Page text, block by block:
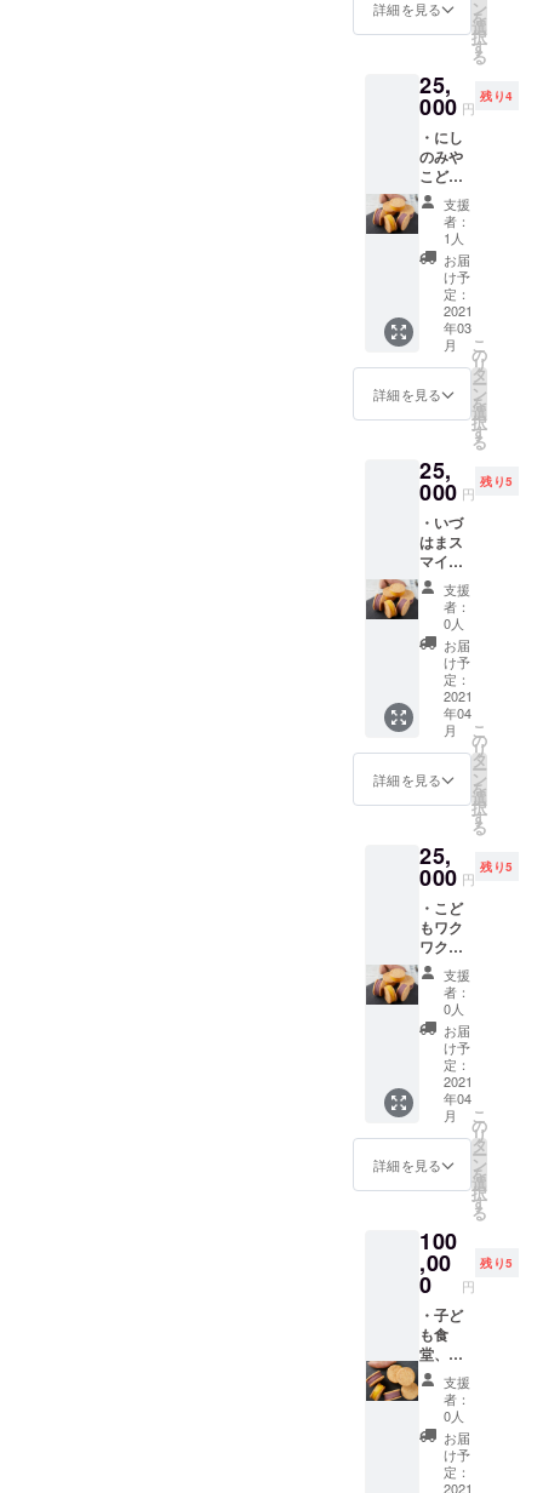
の場合
ださ
い。 ※
利の対
象とな
る活動
回の活
動報告
に差出
人名を
掲載さ
せてい
ただき
ます。
個のお
ンドを
お届け
す。 ※
備考欄
に差出
人名
（個人
名・会
社名な
ど）を
ご記入
くださ
い。記
名不要
の場合
は「不
い。 ※
上記権
象とな
る活動
回の活
動報告
に差出
人名を
掲載さ
せてい
ただき
ます。
礼の
こちら
のご支
援をい
ただく
こと
で、上
記とは
別に子
ども食
堂・
フード
パント
リーを
開催す
る団体
様に10
個のお
ンドを
お届け
す。 ※
備考欄
に差出
人名
（個人
名・会
社名な
ど）を
ご記入
くださ
い。記
名不要
の場合
は「不
い。 ※
上記権
象とな
る活動
回の活
動報告
に差出
人名を
掲載さ
せてい
ただき
ます。
詳細を見る ン
を
選
択
す
る
25,
000 円
残り4
・にし
のみや
こども
食堂様
にお芋
のクッ
キーサ
ンドを
お届け
する権
利（40
個） ・
活動報
告 ・お
礼の
こちら
のご支
援をい
ただく
こと
で、上
記とは
別に子
ども食
堂・
フード
パント
リーを
開催す
る団体
様に10
個のお
ンドが
プレゼ
れま
す。 ※
備考欄
に差出
人名
（個人
名・会
社名な
ど）を
ご記入
くださ
い。記
名不要
の場合
ださ
い。 ※
上記権
象とな
る活動
回の活
動報告
に差出
人名を
掲載さ
せてい
ただき
支援
者：
1人
お届
け予
定：
2021
年03
月
詳細を見る
こ
の
リ
タ
ー
ン
を
選
択
す
る
25,
000 円
残り5
・いづ
はまス
マイル
食堂様
にお芋
のクッ
キーサ
ンドを
お届け
する権
利（40
個） ・
活動報
告 ・お
礼の
こちら
のご支
援をい
ただく
こと
で、上
記とは
別に子
ども食
堂・
フード
パント
リーを
開催す
る団体
様に10
個のお
ンドを
お届け
しま
す。 ※
備考欄
に差出
人名
（個人
名・会
社名な
ど）を
ご記入
くださ
支援
者：
0人
お届
け予
定：
2021
年04
月
詳細を見る
こ
の
リ
タ
ー
ン
を
選
択
す
る
25,
000 円
残り5
・こど
もワク
ワク食
堂様に
お芋の
クッ
キーサ
ンドを
お届け
する権
利（40
個） ・
活動報
告 ・お
礼の
こちら
のご支
援をい
ただく
こと
で、上
記とは
別に子
ども食
堂・
フード
パント
リーを
支援
者：
0人
お届
け予
定：
2021
年04
月
詳細を見る
こ
の
リ
タ
ー
ン
を
選
択
す
る
100
,00
0 円
残り5
・子ど
も食
堂、
フード
パント
リーを
開催す
る団体
様にお
支援
者：
0人
お届
け予
定：
2021